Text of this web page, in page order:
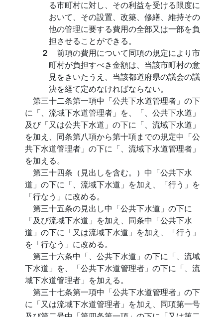
る市町村に対し、その利益を受ける限度に
おいて、その設置、改築、修繕、維持その
他の管理に要する費用の全部又は一部を負
担させることができる。
２ 前項の費用について同項の規定により市
町村が負担すべき金額は、当該市町村の意
見をきいたうえ、当該都道府県の議会の議
決を経て定めなければならない。
第三十二条第一項中「公共下水道管理者」の下
に「、流域下水道管理者」を、「、公共下水道」
及び「又は公共下水道」の下に「、流域下水道」
を加え、同条第八項から第十項までの規定中「公
共下水道管理者」の下に「、流域下水道管理者」
を加える。
第三十四条（見出しを含む。）中「公共下水
道」の下に「、流域下水道」を加え、「行う」を
「行なう」に改める。
第三十五条の見出し中「公共下水道」の下に
「及び流域下水道」を加え、同条中「公共下水
道」の下に「又は流域下水道」を加え、「行う」
を「行なう」に改める。
第三十六条中「、公共下水道」の下に「、流域
下水道」を、「公共下水道管理者」の下に「、流
域下水道管理者」を加える。
第三十七条第一項中「公共下水道管理者」の下
に「又は流域下水道管理者」を加え、同項第一号